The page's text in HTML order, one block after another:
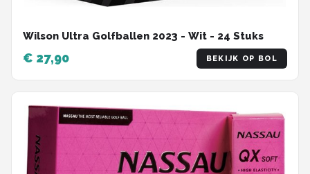
Wilson Ultra Golfballen 2023 - Wit - 24 Stuks
€ 27,90 BEKIJK OP BOL